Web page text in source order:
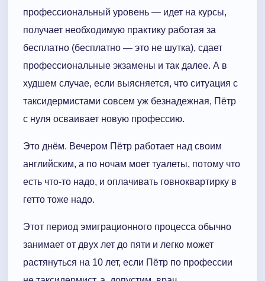
профессиональный уровень — идет на курсы,
получает необходимую практику работая за
бесплатно (бесплатно — это не шутка), сдает
профессиональные экзамены и так далее. А в
худшем случае, если выясняется, что ситуация с
таксидермистами совсем уж безнадежная, Пётр
с нуля осваивает новую профессию.
Это днём. Вечером Пётр работает над своим
английским, а по ночам моет туалеты, потому что
есть что-то надо, и оплачивать говноквартирку в
гетто тоже надо.
Этот период эмиграционного процесса обычно
занимает от двух лет до пяти и легко может
растянуться на 10 лет, если Пётр по профессии